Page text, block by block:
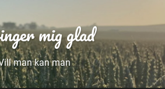
mig glad
man kan man